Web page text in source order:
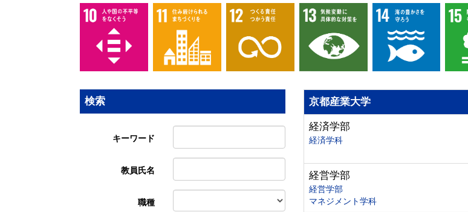
検索
キーワード
教員氏名
職種
京都産業大学
経済学部
経済学科
経営学部
経営学部
マネジメント学科